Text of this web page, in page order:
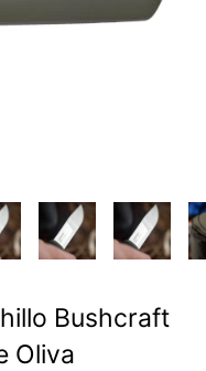
Bushcraft
Oliva